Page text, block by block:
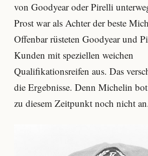
von Goodyear oder Pirelli
Prost war als Achter der beste
Offenbar rüsteten Goodyear und
Kunden mit speziellen weichen
Qualifikationsreifen aus. Das
die Ergebnisse. Denn Michelin
zu diesem Zeitpunkt noch nicht